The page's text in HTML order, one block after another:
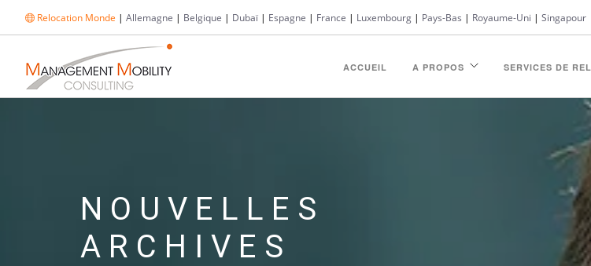
Relocation Monde | Allemagne | Belgique | Dubaï | Espagne | France | Luxembourg | Pays-Bas | Royaume-Uni | Singapour
ACCUEIL A PROPOS SERVICES DE
NOUVELLES
ARCHIVES